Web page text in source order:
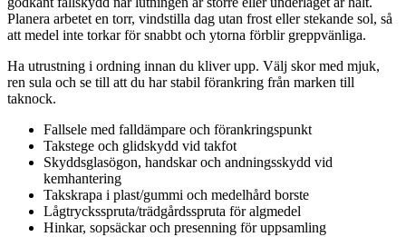
Planera arbetet en torr, vindstilla dag utan frost eller stekande sol, så
att medel inte torkar för snabbt och ytorna förblir greppvänliga.
Ha utrustning i ordning innan du kliver upp. Välj skor med mjuk,
ren sula och se till att du har stabil förankring från marken till
taknock.
Fallsele med falldämpare och förankringspunkt
Takstege och glidskydd vid takfot
Skyddsglasögon, handskar och andningsskydd vid
kemhantering
Takskrapa i plast/gummi och medelhård borste
Lågtrycksspruta/trädgårdsspruta för algmedel
Hinkar, sopsäckar och presenning för uppsamling